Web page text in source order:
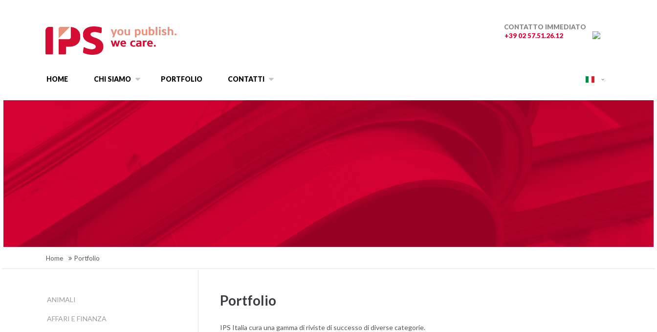
HOME CHI SIAMO PORTFOLIO CONTATTI
CONTATTO IMMEDIATO
+39 02 57.51.26.12
Home Portfolio
Portfolio
IPS Italia cura una gamma di riviste di successo di diverse categorie.
ANIMALI
AFFARI E FINANZA